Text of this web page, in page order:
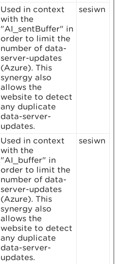
Used in context
with the
"AI_sentBuffer" in
order to limit the
number of data-
server-updates
(Azure). This
synergy also
allows the
website to detect
any duplicate
data-server-
updates.
sesiwn
Used in context
with the
"AI_buffer" in
order to limit the
number of data-
server-updates
(Azure). This
synergy also
allows the
website to detect
any duplicate
data-server-
updates.
sesiwn